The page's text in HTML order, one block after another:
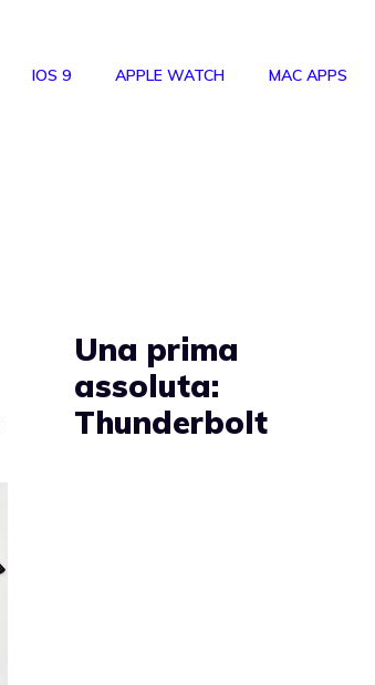
IOS 9 APPLE WATCH MAC APPS
Una prima
assoluta:
Thunderbolt